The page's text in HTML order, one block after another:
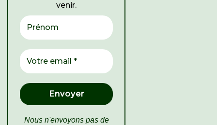
venir.
Nous n'envoyons pas de